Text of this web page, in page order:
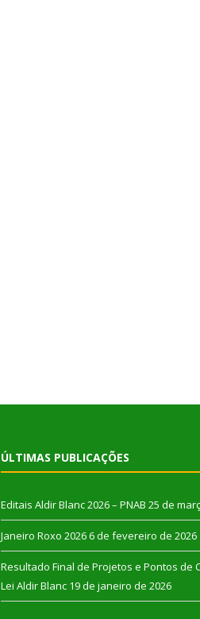
ÚLTIMAS PUBLICAÇÕES
Editais Aldir Blanc 2026 – PNAB 25 de
Janeiro Roxo 2026 6 de fevereiro de 2026
Resultado Final de Projetos e Pontos de
Lei Aldir Blanc 19 de janeiro de 2026